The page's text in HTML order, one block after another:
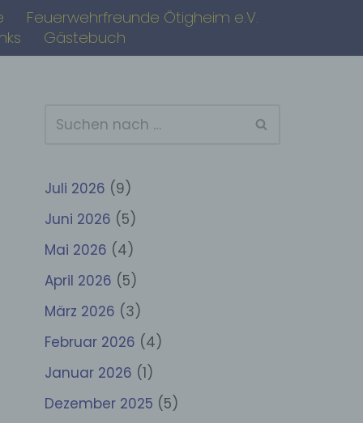
Feuerwehrfreunde Ötigheim e.V.
Gästebuch
Juli 2026 (9)
Juni 2026 (5)
Mai 2026 (4)
April 2026 (5)
März 2026 (3)
Februar 2026 (4)
Januar 2026 (1)
Dezember 2025 (5)